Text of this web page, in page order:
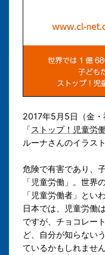
2017年5月5日（金
「ストップ！児童労
ルーナさんのイラス
危険で有害であり、
「児童労働」。世
「児童労働者」とい
日本では、児童労働
ですが、チョコレー
ど、自分が知らない
ているかもしれませ